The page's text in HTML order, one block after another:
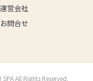
運営会社
お問合せ
All Rights Reserved.